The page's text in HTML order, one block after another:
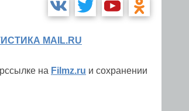
MAIL.RU
на Filmz.ru и сохранении